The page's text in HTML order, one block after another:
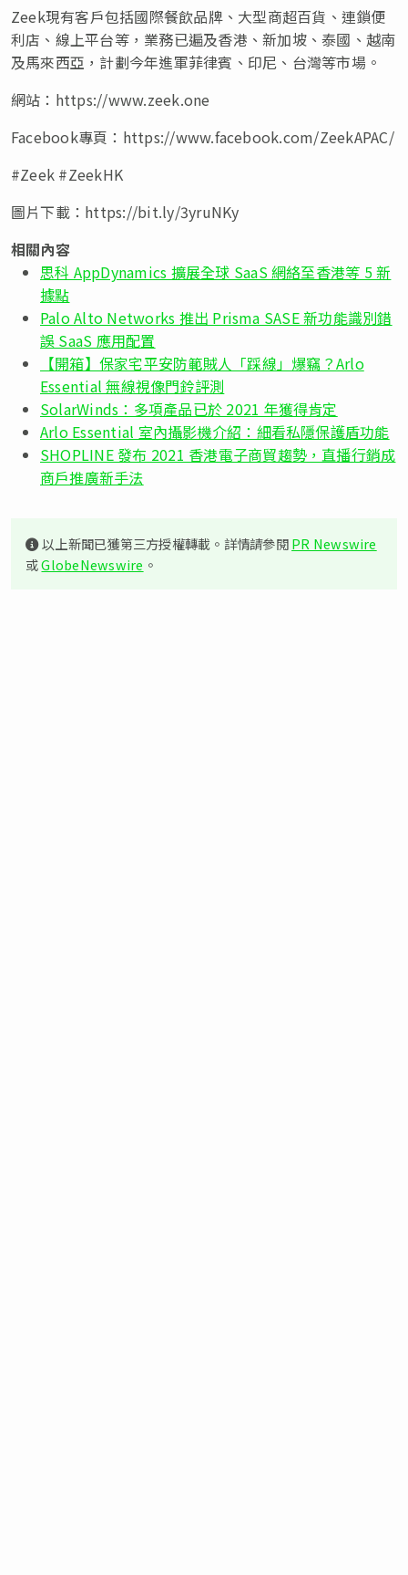
Zeek現有客戶包括國際餐飲品牌、大型商超百貨、連鎖便
利店、線上平台等，業務已遍及香港、新加坡、泰國、越南
及馬來西亞，計劃今年進軍菲律賓、印尼、台灣等市場。
網站：https://www.zeek.one
Facebook專頁：https://www.facebook.com/ZeekAPAC/
#Zeek #ZeekHK
圖片下載： https://bit.ly/3yruNKy
相關內容
思科 AppDynamics 擴展全球 SaaS 網絡至香港等 5 新
據點
Palo Alto Networks 推出 Prisma SASE 新功能識別錯
誤 SaaS 應用配置
【開箱】保家宅平安防範賊人「踩線」爆竊？Arlo
Essential 無線視像門鈴評測
SolarWinds：多項產品已於 2021 年獲得肯定
Arlo Essential 室內攝影機介紹：細看私隱保護盾功能
SHOPLINE 發布 2021 香港電子商貿趨勢，直播行銷成
商戶推廣新手法
以上新聞已獲第三方授權轉載。詳情請參閱PR Newswire
或GlobeNewswire 。